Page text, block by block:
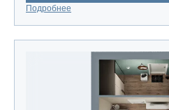
Подробнее